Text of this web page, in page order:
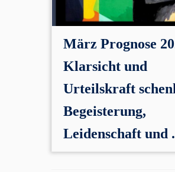
März Prognose
Klarsicht und
Urteilskraft
Begeisterung,
Leidenschaft und